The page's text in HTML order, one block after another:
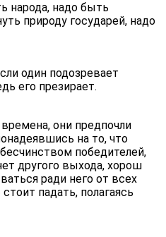
народа, надо быть
природу государей, надо
один подозревает
его презирает.
они предпочли
на то, что
победителей,
другого выхода, хорош
ради него от всех
падать, полагаясь